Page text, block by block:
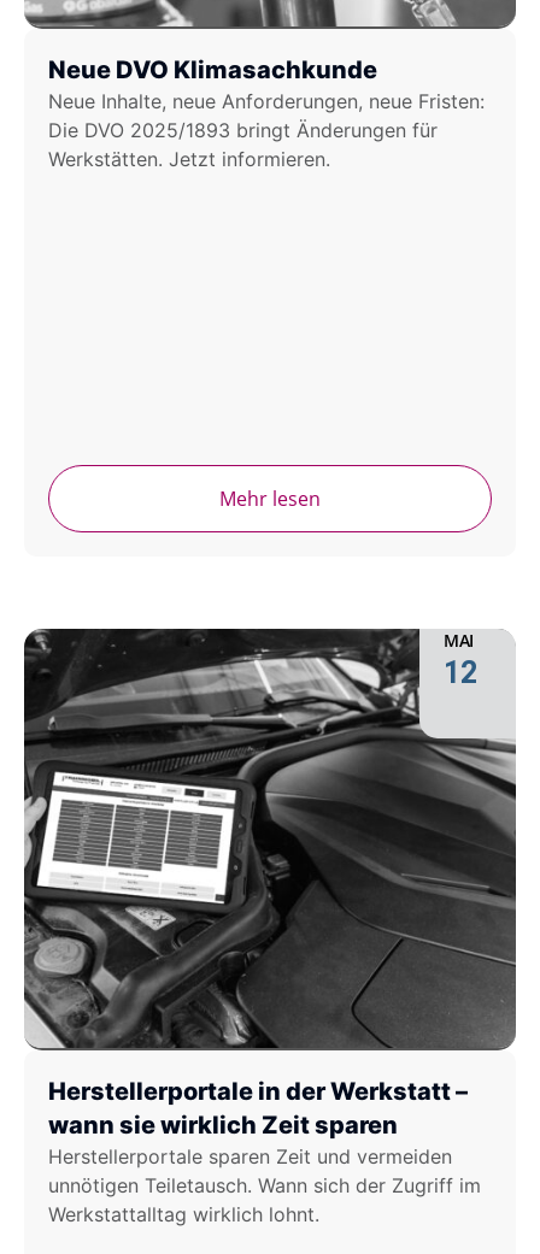
Neue DVO Klimasachkunde
Neue Inhalte, neue Anforderungen, neue Fristen:
Die DVO 2025/1893 bringt Änderungen für
Werkstätten. Jetzt informieren.
Mehr lesen
MAI
12
Herstellerportale in der Werkstatt –
wann sie wirklich Zeit sparen
Herstellerportale sparen Zeit und vermeiden
unnötigen Teiletausch. Wann sich der Zugriff im
Werkstattalltag wirklich lohnt.